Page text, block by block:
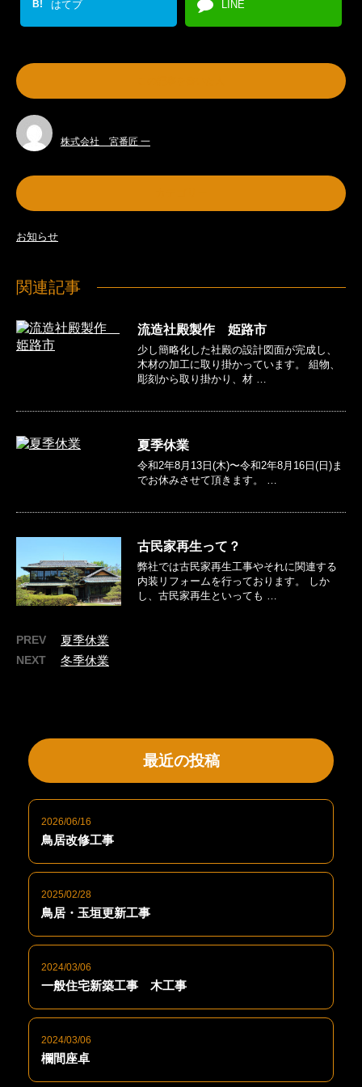
B! はてブ LINE
株式会社 宮番匠 一
お知らせ
関連記事
流造社殿製作 姫路市
少し簡略化した社殿の設計図面が完成し、
木材の加工に取り掛かっています。 組物、
彫刻から取り掛かり、材 …
夏季休業
令和2年8月13日(木)〜令和2年8月16日(日)ま
でお休みさせて頂きます。 …
古民家再生って？
弊社では古民家再生工事やそれに関連する
内装リフォームを行っております。 しか
し、古民家再生といっても …
PREV 夏季休業
NEXT 冬季休業
最近の投稿
2026/06/16
鳥居改修工事
2025/02/28
鳥居・玉垣更新工事
2024/03/06
一般住宅新築工事 木工事
2024/03/06
欄間座卓